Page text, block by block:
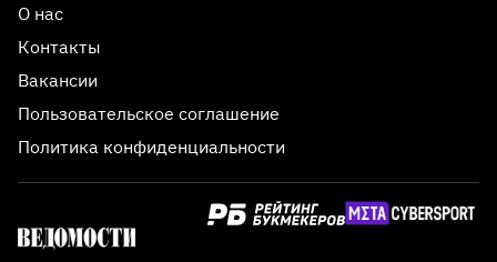
О нас
Контакты
Вакансии
Пользовательское соглашение
Политика конфиденциальности